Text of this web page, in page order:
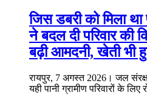
जिस डबरी को मिला
ने बदल दी परिवार की
बढ़ी आमदनी, खेती भी
रायपुर, 7 अगस्त 2026। जल
यही पानी ग्रामीण परिवारों के लिए